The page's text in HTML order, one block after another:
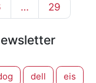
… 29
dell eis